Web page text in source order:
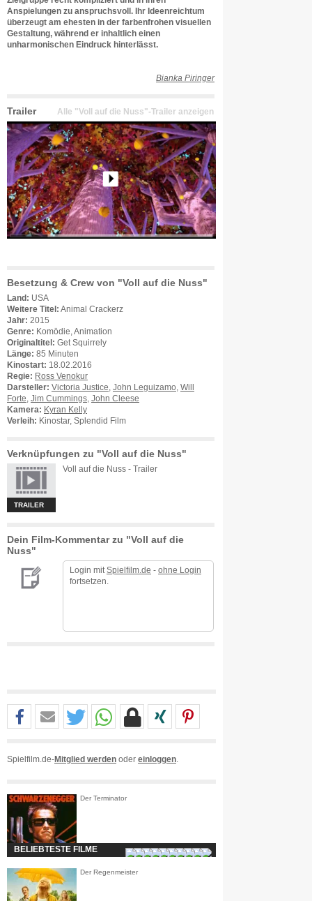
Anspielungen zu anspruchsvoll. Ihr Ideenreichtum
überzeugt am ehesten in der farbenfrohen visuellen
Gestaltung, während er inhaltlich einen
unharmonischen Eindruck hinterlässt.
Bianka Piringer
Trailer Alle "Voll auf die Nuss"-Trailer anzeigen
Besetzung & Crew von "Voll auf die Nuss"
Land: USA
Weitere Titel: Animal Crackerz
Jahr: 2015
Genre: Komödie, Animation
Originaltitel: Get Squirrely
Länge: 85 Minuten
Kinostart: 18.02.2016
Regie: Ross Venokur
Darsteller: Victoria Justice John Leguizamo Will
Forte Jim Cummings John Cleese
Kamera: Kyran Kelly
Verleih: Kinostar, Splendid Film
Verknüpfungen zu "Voll auf die Nuss"
TRAILER
Voll auf die Nuss - Trailer
Dein Film-Kommentar zu "Voll auf die
Nuss"
Login mit Spielfilm.de - ohne Login
fortsetzen.
Spielfilm.de-Mitglied werden oder einloggen
Der Terminator
BELIEBTESTE FILME
Der Regenmeister